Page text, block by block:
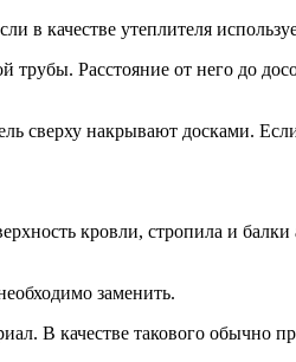
качестве утеплителя
трубы. Расстояние от него до
сверху накрывают досками.
кровли, стропила и
заменить.
В качестве такового